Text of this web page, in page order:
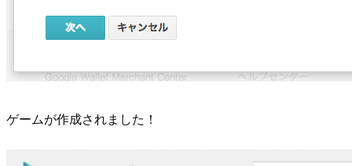
ゲームが作成されました！